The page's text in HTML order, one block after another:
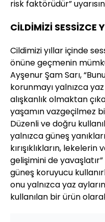
risk faktörüdür”
CİLDİMİZİ SESSİZCE
Cildimizi yıllar içinde
önüne geçmenin
Ayşenur Şam Sarı,
korunmayı yalnızca
alışkanlık olmaktan
yaşamın vazgeçilmez
Düzenli ve doğru
yalnızca güneş
kırışıklıkların,
gelişimini de
güneş koruyucu
onu yalnızca yaz
kullanılan bir ürün